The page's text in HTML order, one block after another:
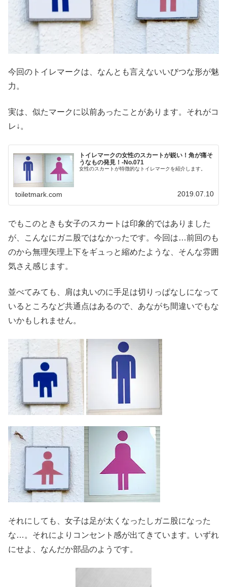
今回のトイレマークは、なんとも言えないいびつな形が魅
力。
実は、似たマークに以前あったことがあります。それがコ
レ↓。
トイレマークの女性のスカートが鋭い！角が痛そ
うなもの発見！-No.071
女性のスカートが特徴的なトイレマークを紹介します。
toiletmark.com 2019.07.10
でもこのときも女子のスカートは印象的ではありました
が、こんなにガニ股ではなかったです。今回は…前回のも
のから無理矢理上下をギュっと縮めたような、そんな雰囲
気さえ感じます。
並べてみても、肩は丸いのに手足は切りっぱなしになって
いるところなど共通点はあるので、あながち間違いでもな
いかもしれません。
それにしても、女子は足が太くなったしガニ股になった
な…。それによりコンセント感が出てきています。いずれ
にせよ、なんだか部品のようです。